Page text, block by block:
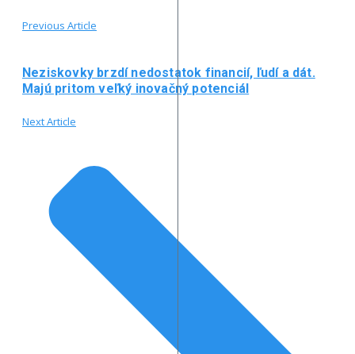
Previous Article
Neziskovky brzdí nedostatok financií, ľudí a dát.
Majú pritom veľký inovačný potenciál
Next Article